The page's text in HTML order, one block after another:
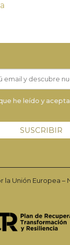
he leído y
la Unión Europea –